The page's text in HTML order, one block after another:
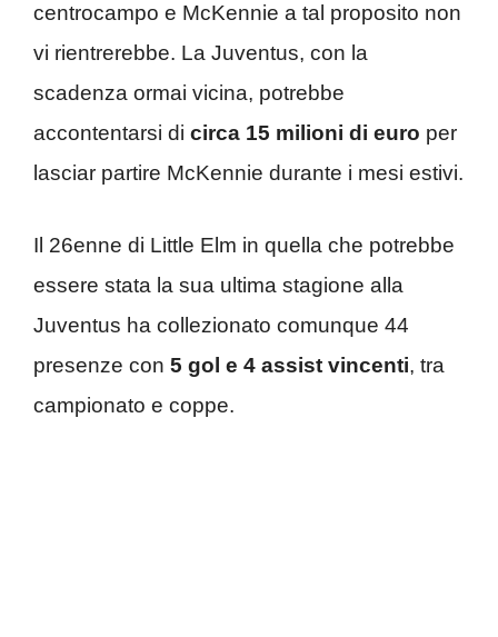
centrocampo e McKennie a tal proposito non
vi rientrerebbe. La Juventus, con la
scadenza ormai vicina, potrebbe
accontentarsi di circa 15 milioni di euro per
lasciar partire McKennie durante i mesi estivi.
Il 26enne di Little Elm in quella che potrebbe
essere stata la sua ultima stagione alla
Juventus ha collezionato comunque 44
presenze con 5 gol e 4 assist vincenti, tra
campionato e coppe.